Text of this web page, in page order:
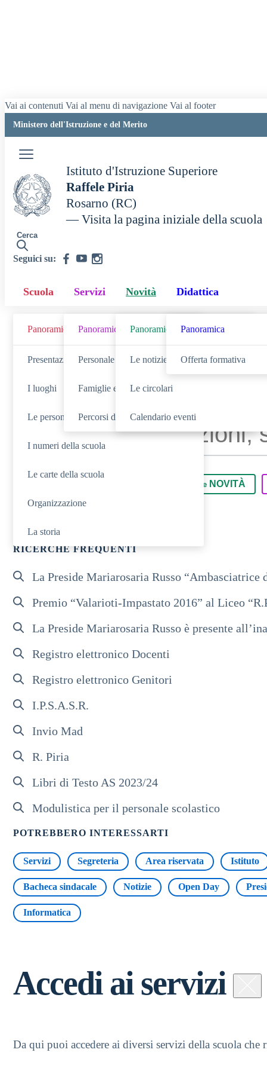
Vai ai contenuti Vai al menu di navigazione Vai al footer
Ministero dell'Istruzione e del Merito
Istituto d'Istruzione Superiore
Raffele Piria
Rosarno (RC)
— Visita la pagina iniziale della scuola
Cerca
Seguici su:
Scuola
Panoramica
Presentazione
I luoghi
Le persone
I numeri della scuola
Le carte della scuola
Organizzazione
La storia
Servizi
Panoramica
Personale scolastico
Famiglie e studenti
Percorsi di studio
Novità
Panoramica
Le notizie
Le circolari
Calendario eventi
Didattica
Panoramica
Offerta formativa
Cerca
Cerca tra le NOVITÀ
RICERCHE FREQUENTI
La Preside Mariarosaria Russo “Ambasciatrice
Premio “Valarioti-Impastato 2016” al Liceo
La Preside Mariarosaria Russo è presente
Registro elettronico Docenti
Registro elettronico Genitori
I.P.S.A.S.R.
Invio Mad
R. Piria
Libri di Testo AS 2023/24
Modulistica per il personale scolastico
POTREBBERO INTERESSARTI
Servizi Segreteria Area riservata Istituto
Bacheca sindacale Notizie Open Day
Informatica
Accedi ai servizi
Da qui puoi accedere ai diversi servizi della scuola che